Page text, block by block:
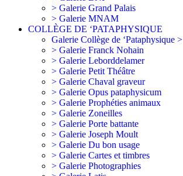
> Galerie Grand Palais
> Galerie MNAM
COLLÈGE DE ‘PATAPHYSIQUE
Galerie Collège de ‘Pataphysique >
> Galerie Franck Nohain
> Galerie Leborddelamer
> Galerie Petit Théâtre
> Galerie Chaval graveur
> Galerie Opus pataphysicum
> Galerie Prophéties animaux
> Galerie Zoneilles
> Galerie Porte battante
> Galerie Joseph Moult
> Galerie Du bon usage
> Galerie Cartes et timbres
> Galerie Photographies